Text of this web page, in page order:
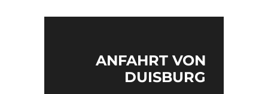
ANFAHRT VON
DUISBURG